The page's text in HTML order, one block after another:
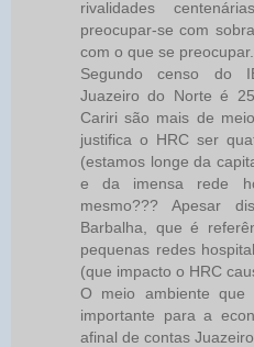
rivalidades
preocupar-se com
com o que se preocupar.
Segundo censo do
Juazeiro do Norte é
Cariri são mais de
justifica o HRC ser
(estamos longe da
e da imensa rede
mesmo??? Apesar
Barbalha, que é
pequenas redes
(que impacto o HRC
O meio ambiente que
importante para a
afinal de contas